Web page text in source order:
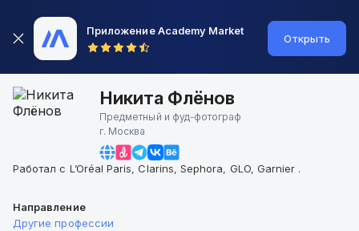
Приложение Academy Market
Открыть
Никита Флёнов
Предметный и фуд-фотограф
г. Москва
Работал с L’Oréal Paris, Clarins, Sephora, GLO, Garnier .
Направление
Другие профессии